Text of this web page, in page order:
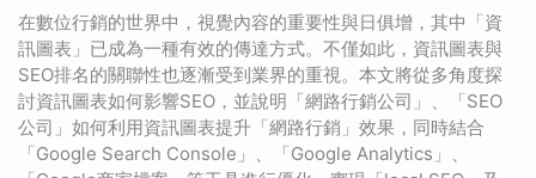
在數位行銷的世界中，視覺內容的重要性與日俱增，其中「資
訊圖表」已成為一種有效的傳達方式。不僅如此，資訊圖表與
SEO排名的關聯性也逐漸受到業界的重視。本文將從多角度探
討資訊圖表如何影響SEO，並說明「網路行銷公司」、「SEO
公司」如何利用資訊圖表提升「網路行銷」效果，同時結合
「Google Search Console」、「Google Analytics」、